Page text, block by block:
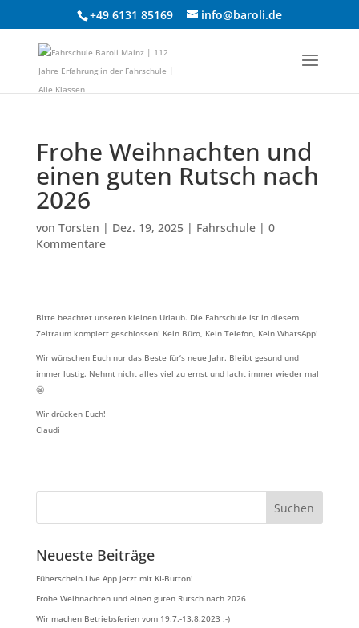
+49 6131 85169 info@baroli.de
Frohe Weihnachten und
einen guten Rutsch nach
2026
von Torsten | Dez. 19, 2025| Fahrschule| 0
Kommentare
Bitte beachtet unseren kleinen Urlaub. Die Fahrschule ist in diesem
Zeitraum komplett geschlossen! Kein Büro, Kein Telefon, Kein WhatsApp!
Wir wünschen Euch nur das Beste für‘s neue Jahr. Bleibt gesund und
immer lustig. Nehmt nicht alles viel zu ernst und lacht immer wieder mal
😬
Wir drücken Euch!
Claudi
Neueste Beiträge
Füherschein.Live App jetzt mit KI-Button!
Frohe Weihnachten und einen guten Rutsch nach 2026
Wir machen Betriebsferien vom 19.7.-13.8.2023 ;-)